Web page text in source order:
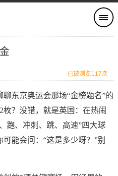
已被浏览117次
东京奥运会那场“金榜题名”的
？没错，就是英国：在热闹
跑、冲刺、跳、高速”四大球
能会问：“这是多少呀？”别